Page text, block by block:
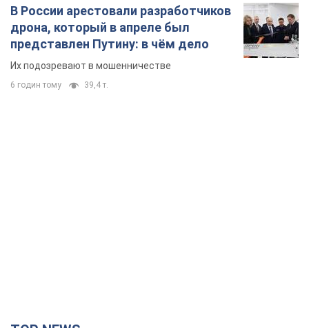
В России арестовали разработчиков
дрона, который в апреле был
представлен Путину: в чём дело
Их подозревают в мошенничестве
6 годин тому 39,4 т.